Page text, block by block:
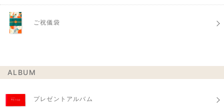
ご祝儀袋
ALBUM
プレゼントアルバム